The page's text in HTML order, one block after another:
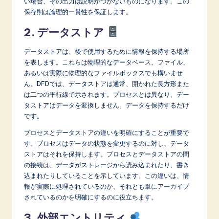
保存則は論理的一貫性を保証します。
2. データストア
データストアは、後で使用するために情報を保持する場所
を表します。これらは物理的なデータベース、ファイル、
あるいは実際に物理的なファイルボックスでも構いませ
ん。DFDでは、データストアは通常、開かれた長方形また
は二つの平行線で示されます。プロセスとは異なり、デー
タストアはデータを変換しません。データを保持するだけ
です。
プロセスとデータストアの違いを明確にすることが重要で
す。プロセスはデータの状態を変更するのに対し、データ
ストアはそれを保持します。プロセスとデータストアの間
の接続は、データがストレージから読み込まれたり、書き
込まれたりしていることを示しています。この違いは、情
報が実際に処理されているのか、それとも単にアーカイブ
されているのかを明確にするのに役立ちます。